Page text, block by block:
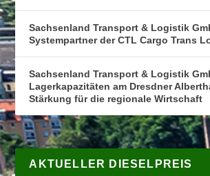
Sachsenland Transport & Logistik
Systempartner der CTL Cargo Trans
Sachsenland Transport & Logistik
Lagerkapazitäten am Dresdner
Stärkung für die regionale Wirtschaft
AKTUELLER DIESELPREIS